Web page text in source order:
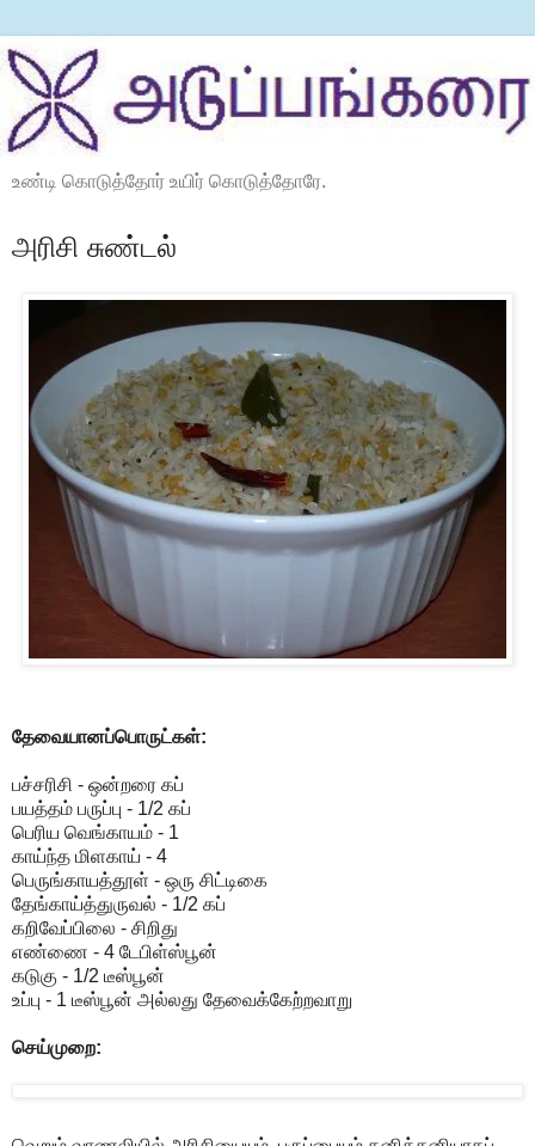
உண்டி கொடுத்தோர் உயிர் கொடுத்தோரே.
அரிசி சுண்டல்
தேவையானப்பொருட்கள்:
பச்சரிசி - ஒன்றரை கப்
பயத்தம் பருப்பு - 1/2 கப்
பெரிய வெங்காயம் - 1
காய்ந்த மிளகாய் - 4
பெருங்காயத்தூள் - ஒரு சிட்டிகை
தேங்காய்த்துருவல் - 1/2 கப்
கறிவேப்பிலை - சிறிது
எண்ணை - 4 டேபிள்ஸ்பூன்
கடுகு - 1/2 டீஸ்பூன்
உப்பு - 1 டீஸ்பூன் அல்லது தேவைக்கேற்றவாறு
செய்முறை: